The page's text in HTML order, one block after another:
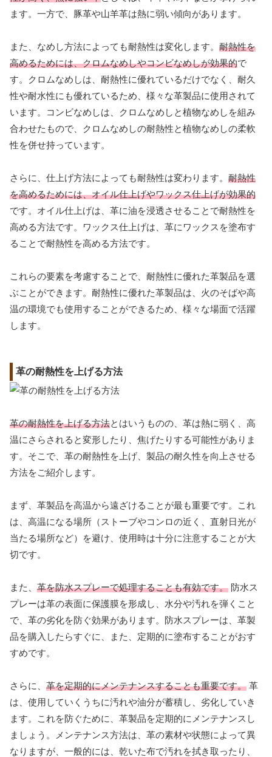
ます。一方で、豚革や山羊革は熱に弱い傾向があります。
また、なめし方法によっても耐熱性は変化します。 耐熱性を
高めるためには、クロムなめしやコンビなめしが効果的で
す。クロムなめしは、耐熱性に優れているだけでなく、耐久
性や耐水性にも優れているため、様々な革製品に使用されて
います。コンビなめしは、クロムなめしと植物なめしを組み
合わせたもので、クロムなめしの耐熱性と植物なめしの柔軟
性を併せ持っています。
さらに、仕上げ方法によっても耐熱性は変わります。 耐熱性
を高めるためには、オイル仕上げやワックス仕上げが効果的
です。オイル仕上げは、革に油を浸透させることで耐熱性を
高める方法です。ワックス仕上げは、革にワックスを塗布す
ることで耐熱性を高める方法です。
これらの要素を考慮することで、耐熱性に優れた革製品を選
ぶことができます。耐熱性に優れた革製品は、火のそばや高
温の環境でも使用することができるため、様々な場面で活躍
します。
革の耐熱性を上げる方法
革の耐熱性を上げる方法とはいうものの、革は熱に弱く、高
温にさらされると変形したり、焦げたりする可能性がありま
す。そこで、革の耐熱性を上げ、製品の耐久性を向上させる
方法をご紹介します。
まず、革製品を高温から遠ざけることが最も重要です。これ
は、高温になる場所（ストーブやコンロの近く、直射日光が
当たる場所など）を避け、使用時は十分に注意することが大
切です。
また、 革を防水スプレーで処理することも有効です。 防水ス
プレーは革の表面に保護膜を形成し、水分や汚れを弾くこと
で、革の劣化を防ぐ効果があります。防水スプレーは、革製
品を購入したらすぐに、また、定期的に塗布することがおす
すめです。
さらに、 革を定期的にメンテナンスすることも重要です。 革
は、使用していくうちに汚れや油分が蓄積し、劣化していき
ます。これを防ぐために、革製品を定期的にメンテナンスし
ましょう。メンテナンス方法は、革の素材や状態によって異
なりますが、一般的には、乾いた布で汚れを拭き取ったり、